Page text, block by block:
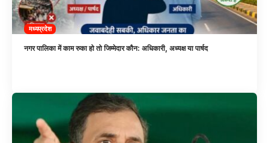
मध्यप्रदेश
नगर पालिका में काम रुका हो तो जिम्मेदार कौन: अधिकारी, अध्यक्ष या पार्षद